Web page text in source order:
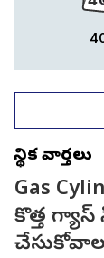
స్థానిక వార్తలు
Gas
కొత్త గ్యాస్